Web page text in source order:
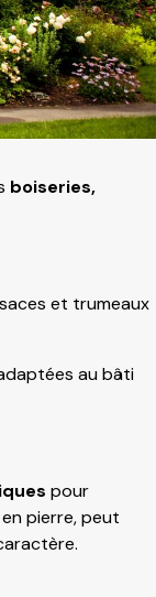
boiseries,
et trumeaux
au bâti
pour
pierre, peut